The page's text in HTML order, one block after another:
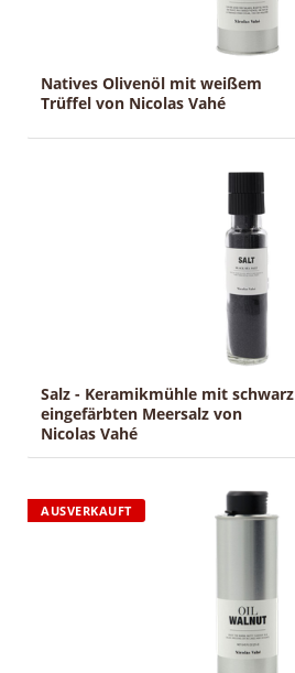
Natives Olivenöl mit weißem
Trüffel von Nicolas Vahé
Salz - Keramikmühle mit schwarz
eingefärbten Meersalz von
Nicolas Vahé
AUSVERKAUFT